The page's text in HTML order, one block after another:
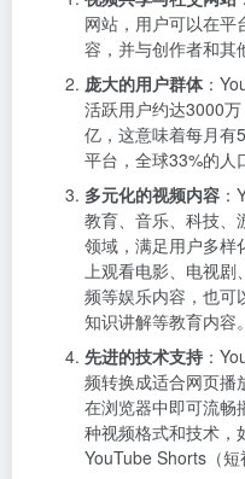
网站，用户可以在平
容，并与创作者和其
庞大的用户群体：
活跃用户约达3000
亿，这意味着每月有
平台，全球33%的人
多元化的视频内容
教育、音乐、科技、
领域，满足用户多样
上观看电影、电视剧
频等娱乐内容，也可
知识讲解等教育内容。
先进的技术支持 ：
频转换成适合网页播
在浏览器中即可流畅
种视频格式和技术，
YouTube Shorts（短